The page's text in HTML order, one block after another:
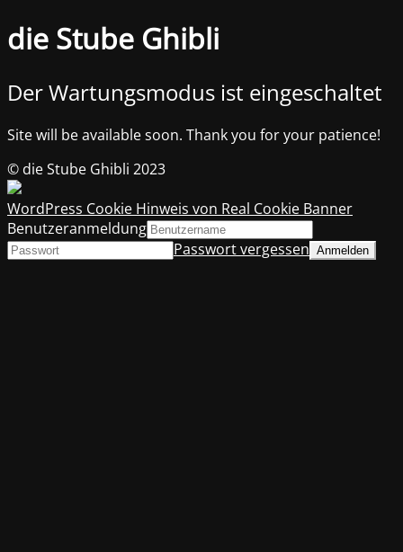
die Stube Ghibli
Der Wartungsmodus ist eingeschaltet
Site will be available soon. Thank you for your patience!
© die Stube Ghibli 2023
WordPress Cookie Hinweis von Real Cookie Banner
Benutzeranmeldung
Passwort vergessen